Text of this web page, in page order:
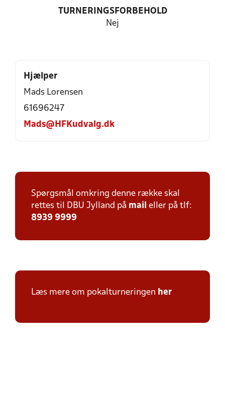
TURNERINGSFORBEHOLD
Nej
Hjælper
Mads Lorensen
61696247
Mads@HFKudvalg.dk
Spørgsmål omkring denne række skal
rettes til DBU Jylland på mail eller på tlf:
8939 9999
Læs mere om pokalturneringen her